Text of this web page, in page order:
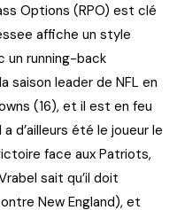
Options (RPO) est clé
affiche un style
un running-back
saison leader de NFL en
(16), et il est en feu
d’ailleurs été le joueur le
face aux Patriots,
sait qu’il doit
New England), et